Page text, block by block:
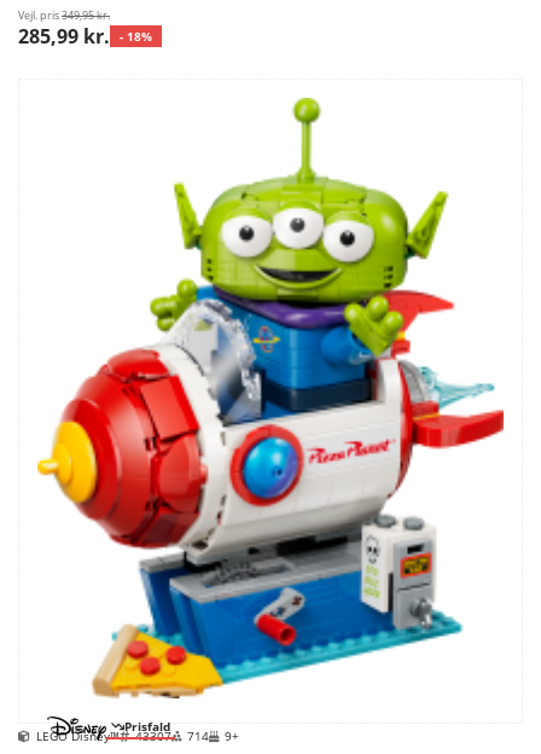
Vejl. pris349,95 kr.
285,99 kr. - 18%
Prisfald
LEGO Disney™ 43307 714 9+